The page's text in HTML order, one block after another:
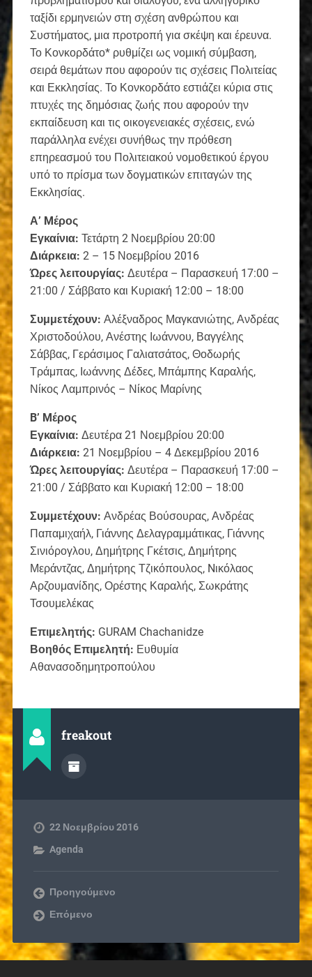
ταξίδι ερμηνειών στη σχέση ανθρώπου και
Συστήματος, μια προτροπή για σκέψη και έρευνα.
Το Κονκορδάτο* ρυθμίζει ως νομική σύμβαση,
σειρά θεμάτων που αφορούν τις σχέσεις Πολιτείας
και Εκκλησίας. Το Κονκορδάτο εστιάζει κύρια στις
πτυχές της δημόσιας ζωής που αφορούν την
εκπαίδευση και τις οικογενειακές σχέσεις, ενώ
παράλληλα ενέχει συνήθως την πρόθεση
επηρεασμού του Πολιτειακού νομοθετικού έργου
υπό το πρίσμα των δογματικών επιταγών της
Εκκλησίας.
Α’ Mέρος
Εγκαίνια: Τετάρτη 2 Νοεμβρίου 20:00
Διάρκεια: 2 – 15 Νοεμβρίου 2016
Ώρες λειτουργίας: Δευτέρα – Παρασκευή 17:00 –
21:00 / Σάββατο και Κυριακή 12:00 – 18:00
Συμμετέχουν: Αλέξναδρος Μαγκανιώτης, Ανδρέας
Χριστοδούλου, Ανέστης Ιωάννου, Βαγγέλης
Σάββας, Γεράσιμος Γαλιατσάτος, Θοδωρής
Τράμπας, Ιωάννης Δέδες, Μπάμπης Καραλής,
Νίκος Λαμπρινός – Νίκος Μαρίνης
B’ Mέρος
Εγκαίνια: Δευτέρα 21 Νοεμβρίου 20:00
Διάρκεια: 21 Νοεμβρίου – 4 Δεκεμβρίου 2016
Ώρες λειτουργίας: Δευτέρα – Παρασκευή 17:00 –
21:00 / Σάββατο και Κυριακή 12:00 – 18:00
Συμμετέχουν: Ανδρέας Βούσουρας, Ανδρέας
Παπαμιχαήλ, Γιάννης Δελαγραμμάτικας, Γιάννης
Σινιόρογλου, Δημήτρης Γκέτσις, Δημήτρης
Μεράντζας, Δημήτρης Τζικόπουλος, Nικόλαος
Αρζουμανίδης, Ορέστης Καραλής, Σωκράτης
Τσουμελέκας
Επιμελητής: GURAM Chachanidze
Βοηθός Επιμελητή: Ευθυμία
Αθανασοδημητροπούλου
freakout
22 Νοεμβρίου 2016
Agenda
Προηγούμενο
Επόμενο